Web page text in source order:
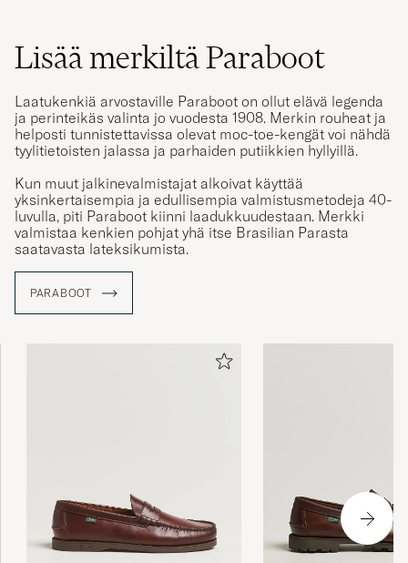
Lisää merkiltä Paraboot
Laatukenkiä arvostaville Paraboot on ollut elävä legenda
ja perinteikäs valinta jo vuodesta 1908. Merkin rouheat ja
helposti tunnistettavissa olevat moc-toe-kengät voi nähdä
tyylitietoisten jalassa ja parhaiden putiikkien hyllyillä.
Kun muut jalkinevalmistajat alkoivat käyttää
yksinkertaisempia ja edullisempia valmistusmetodeja 40-
luvulla, piti Paraboot kiinni laadukkuudestaan. Merkki
valmistaa kenkien pohjat yhä itse Brasilian Parasta
saatavasta lateksikumista.
PARABOOT